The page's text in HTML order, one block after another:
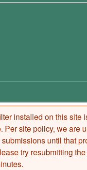
installed on this site
Per site policy, we are
until that
try resubmitting